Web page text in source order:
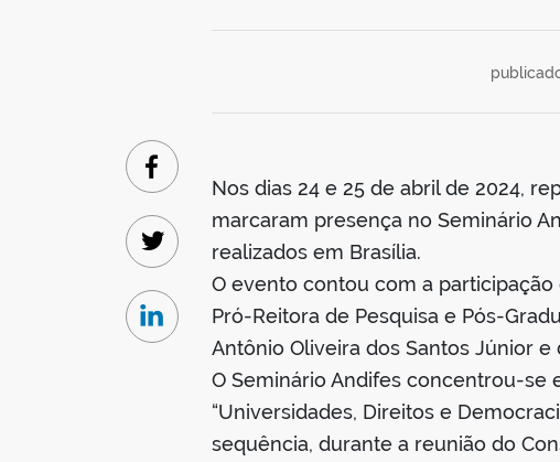
Nos dias 24 e 25 de abril de 2024,
marcaram presença no Seminário
realizados em Brasília.
O evento contou com a participação
Pró-Reitora de Pesquisa e Pós-
Antônio Oliveira dos Santos Júnior
O Seminário Andifes concentrou-se
“Universidades, Direitos e
sequência, durante a reunião do
Facebook
Twitter
Linkedin